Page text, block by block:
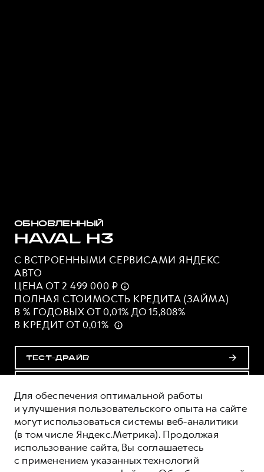
ОБНОВЛЕННЫЙ
HAVAL H3
С ВСТРОЕННЫМИ СЕРВИСАМИ ЯНДЕКС
АВТО
ЦЕНА ОТ 2 499 000 ₽
ПОЛНАЯ СТОИМОСТЬ КРЕДИТА (ЗАЙМА)
В % ГОДОВЫХ ОТ 0,01% ДО 15,808%
В КРЕДИТ ОТ 0,01%
ТЕСТ-ДРАЙВ
ОЦЕНИВАЙТЕ СВОИ ФИНАНСОВЫЕ
ВОЗМОЖНОСТИ И РИСКИ
ИЗУЧИТЕ ВСЕ УСЛОВИЯ КРЕДИТА (ЗАЙМА) НА
САЙТЕ:
Для обеспечения оптимальной работы
и улучшения пользовательского опыта на сайте
могут использоваться системы веб-аналитики
(в том числе Яндекс.Метрика). Продолжая
использование сайта, Вы соглашаетесь
с применением указанных технологий